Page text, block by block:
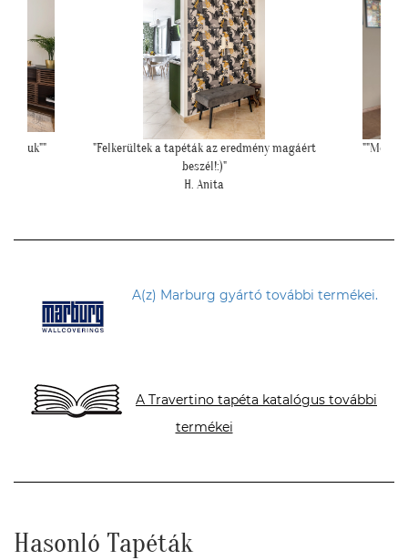
fogjuk""
"Felkerültek a tapéták az eredmény magáért
beszél!:)"
H. Anita
""Még
A(z) Marburg gyártó további termékei.
A Travertino tapéta katalógus további
termékei
Hasonló Tapéták